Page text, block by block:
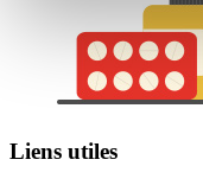
Liens utiles